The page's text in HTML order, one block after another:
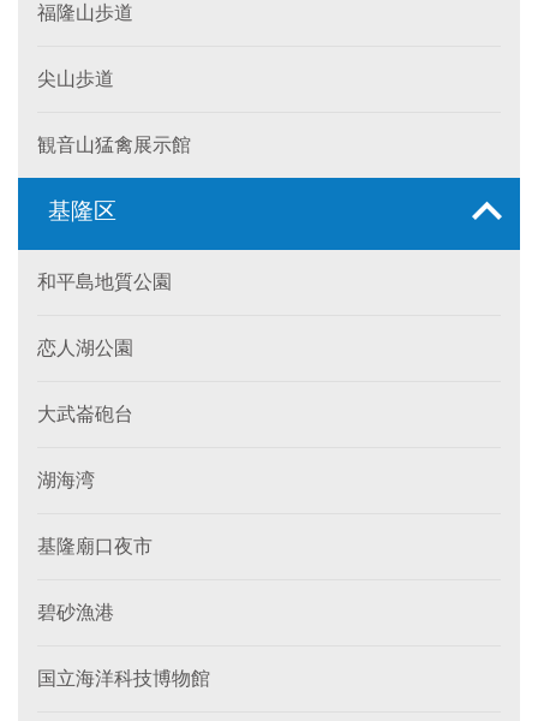
福隆山歩道
尖山歩道
観音山猛禽展示館
基隆区
和平島地質公園
恋人湖公園
大武崙砲台
湖海湾
基隆廟口夜市
碧砂漁港
国立海洋科技博物館